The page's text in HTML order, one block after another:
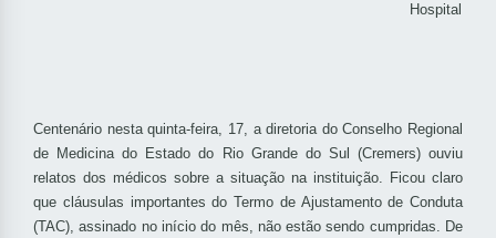
Hospital
Centenário nesta quinta-feira, 17, a diretoria do Conselho Regional
de Medicina do Estado do Rio Grande do Sul (Cremers) ouviu
relatos dos médicos sobre a situação na instituição. Ficou claro
que cláusulas importantes do Termo de Ajustamento de Conduta
(TAC), assinado no início do mês, não estão sendo cumpridas. De